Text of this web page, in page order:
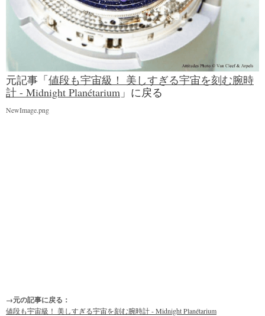
元記事「値段も宇宙級！ 美しすぎる宇宙を刻む腕時
計 - Midnight Planétarium 」に戻る
NewImage.png
→元の記事に戻る：
値段も宇宙級！ 美しすぎる宇宙を刻む腕時計 - Midnight Planétarium